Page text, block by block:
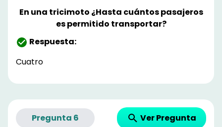
En una tricimoto ¿Hasta cuántos pasajeros
es permitido transportar?
Respuesta:
Cuatro
Pregunta 6 Ver Pregunta